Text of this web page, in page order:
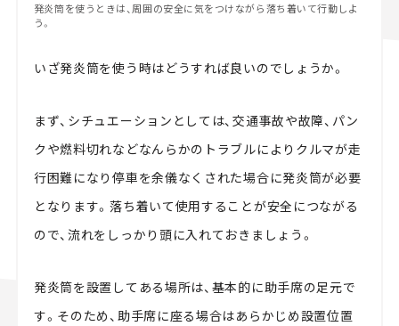
発炎筒を使うときは、周囲の安全に気をつけながら落ち着いて行動しよ
う。
いざ発炎筒を使う時はどうすれば良いのでしょうか。
まず、シチュエーションとしては、交通事故や故障、パン
クや燃料切れなどなんらかのトラブルによりクルマが走
行困難になり停車を余儀なくされた場合に発炎筒が必要
となります。落ち着いて使用することが安全につながる
ので、流れをしっかり頭に入れておきましょう。
発炎筒を設置してある場所は、基本的に助手席の足元で
す。そのため、助手席に座る場合はあらかじめ設置位置